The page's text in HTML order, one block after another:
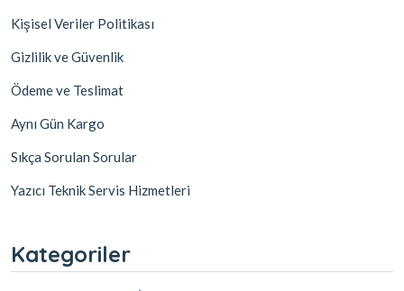
Kişisel Veriler Politikası
Gizlilik ve Güvenlik
Ödeme ve Teslimat
Aynı Gün Kargo
Sıkça Sorulan Sorular
Yazıcı Teknik Servis Hizmetleri
Kategoriler